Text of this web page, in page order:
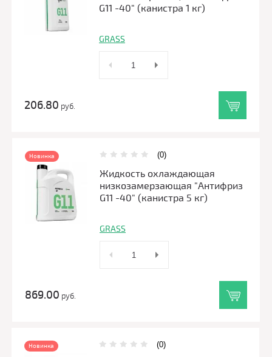
G11 -40" (канистра 1 кг)
GRASS
206.80 руб.
Новинка (0)
Жидкость охлаждающая
низкозамерзающая "Антифриз
G11 -40" (канистра 5 кг)
GRASS
869.00 руб.
Новинка (0)